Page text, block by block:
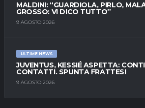
MALDINI: “GUARDIOLA, PIRLO,
GROSSO: VI DICO TUTTO”
9 AGOSTO 2026
ULTIME NEWS
JUVENTUS, KESSIÉ ASPETTA:
CONTATTI. SPUNTA FRATTESI
9 AGOSTO 2026